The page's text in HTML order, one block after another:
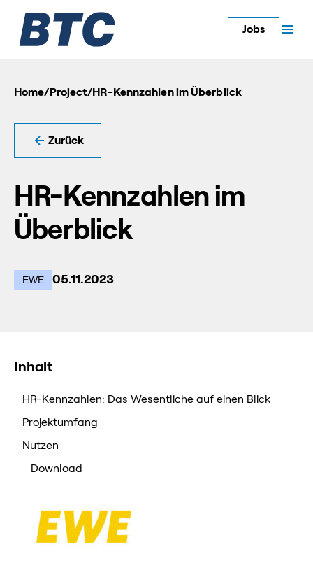
Jobs
Home/ Project/HR-Kennzahlen im Überblick
Zurück
HR-Kennzahlen im
Überblick
EWE 05.11.2023
Inhalt
HR-Kennzahlen: Das Wesentliche auf einen Blick
Projektumfang
Nutzen
Download